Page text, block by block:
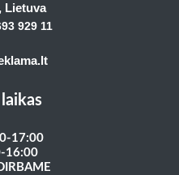
, Lietuva
929 11
17:00
16:00